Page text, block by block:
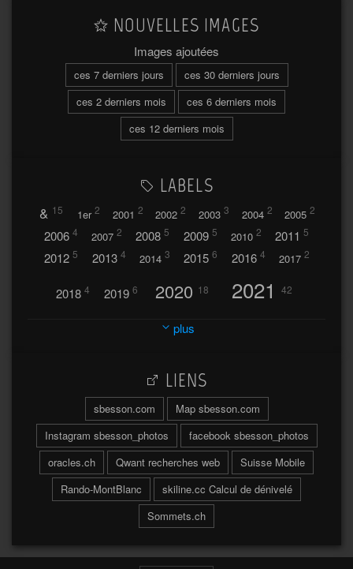
NOUVELLES IMAGES
Images ajoutées
ces 7 derniers jours
ces 30 derniers jours
ces 2 derniers mois
ces 6 derniers mois
ces 12 derniers mois
LABELS
& 15 1er 2 2001 2 2002 2 2003 3 2004 2 2005 2
2006 4 2007 2 2008 5 2009 5 2010 2 2011 5
2012 5 2013 4 2014 3 2015 6 2016 4 2017 2
2018 4 2019 6 2020 18 2021 42
2023 32
2026
A travers l'hublot 17 Abländschen 3
Açores 2004 64 Adelboden 2
Adonis 6
Afrique du Sud 2019
plus
LIENS
sbesson.com
Map sbesson.com
Instagram sbesson_photos
facebook sbesson_photos
oracles.ch
Qwant recherches web
Suisse Mobile
Rando-MontBlanc
skiline.cc Calcul de dénivelé
Sommets.ch